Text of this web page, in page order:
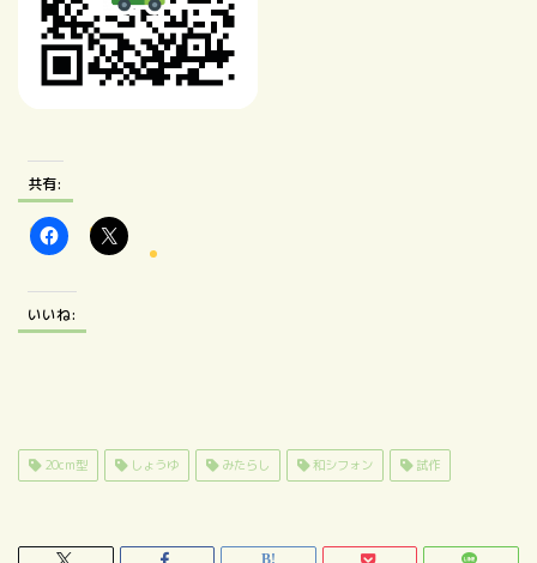
共有:
いいね:
20cm型 しょうゆ みたらし 和シフォン 試作